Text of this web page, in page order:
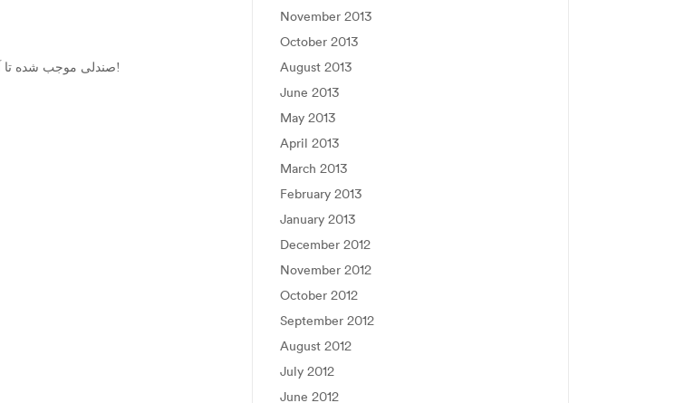
صندلی موجب شده تا آرشیوهای چندسال پیشش هم از نظر پنهون نمونه .با همه اینها رای ما شلخته!
November 2013
October 2013
August 2013
June 2013
May 2013
April 2013
March 2013
February 2013
January 2013
December 2012
November 2012
October 2012
September 2012
August 2012
July 2012
June 2012